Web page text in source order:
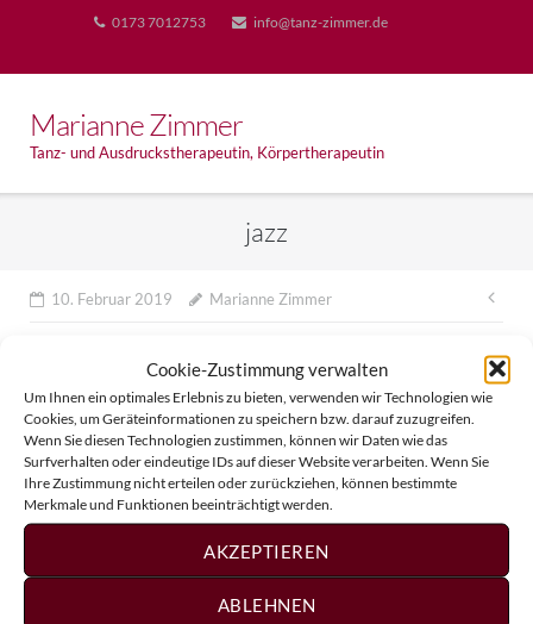
Cookie-Zustimmung verwalten
Um Ihnen ein optimales Erlebnis zu bieten, verwenden wir Technologien wie
Cookies, um Geräteinformationen zu speichern bzw. darauf zuzugreifen.
Wenn Sie diesen Technologien zustimmen, können wir Daten wie das
Surfverhalten oder eindeutige IDs auf dieser Website verarbeiten. Wenn Sie
Ihre Zustimmung nicht erteilen oder zurückziehen, können bestimmte
Merkmale und Funktionen beeinträchtigt werden.
AKZEPTIEREN
ABLEHNEN
content
0173 7012753 info@tanz-zimmer.de
Marianne Zimmer
Tanz- und Ausdruckstherapeutin, Körpertherapeutin
jazz
10. Februar 2019 Marianne Zimmer